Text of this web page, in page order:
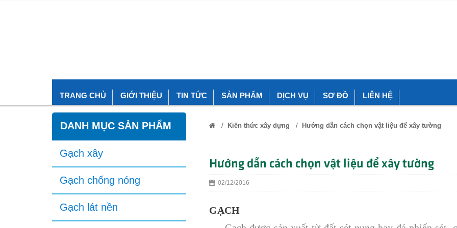
TRANG CHỦ GIỚI THIỆU TIN TỨC SẢN PHẨM DỊCH VỤ SƠ ĐỒ LIÊN HỆ
DANH MỤC SẢN PHẨM
Gạch xây
Gạch chống nóng
Gạch lát nền
/ Kiến thức xây dựng / Hướng dẫn cách chọn vật liệu để xây tường
Hướng dẫn cách chọn vật liệu để xây tường
02/12/2016
GẠCH